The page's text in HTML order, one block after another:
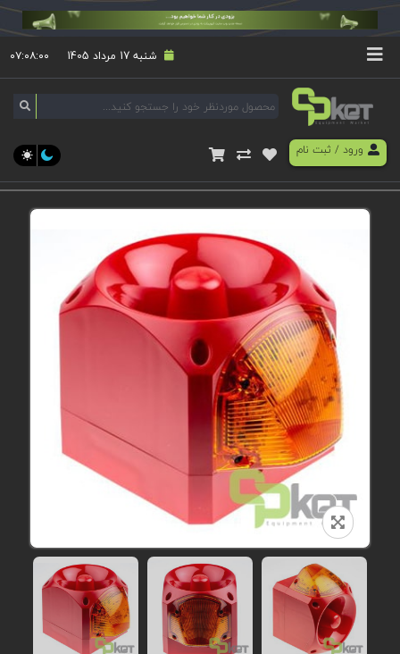
شنبه 17 مرداد 1405 ۰۷:۰۸:۰۰
ورود/ ثبت نام